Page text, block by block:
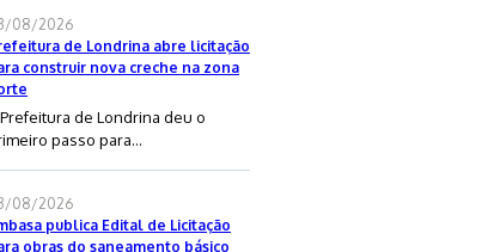
08/2026
de Londrina abre licitação
construir nova creche na zona
de Londrina deu o
passo para...
08/2026
publica Edital de Licitação
obras do saneamento básico